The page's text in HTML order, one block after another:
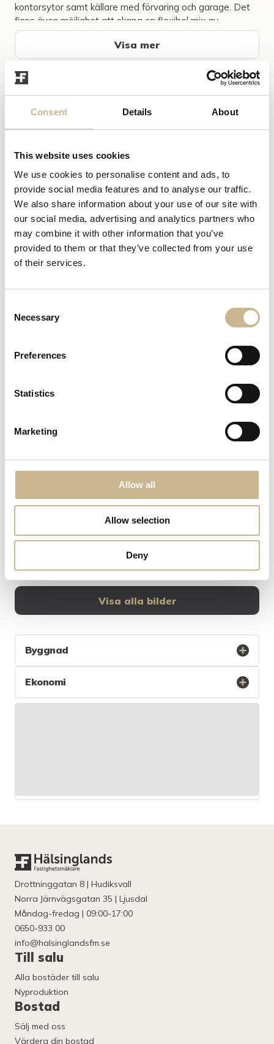
Consent Details About
This website uses cookies
We use cookies to personalise content and ads, to
provide social media features and to analyse our traffic.
We also share information about your use of our site with
our social media, advertising and analytics partners who
may combine it with other information that you’ve
provided to them or that they’ve collected from your use
of their services.
Selection
Necessary
Preferences
Statistics
Marketing
Allow all
Allow selection
Deny
kontorsytor samt källare med förvaring och garage. Det
finns även möjlighet att skapa en flexibel mix av
bostäder, verksamhetslokaler och egna ytor för
exempelvis lager eller kontor.
Med sitt strategiska läge intill E4 får fastigheten god
tillgänglighet och et...
Visa mer
Emil Dahlin
Ansvarig Mäklare
emil@halsinglandsfm.se
Carina
Gustafson
Biträdande Mäklare
070-375 75 34
carina@halsinglandsfm.se
Visning
Visa alla bilder
Byggnad
Ekonomi
Drottninggatan 8 | Hudiksvall
Norra Järnvägsgatan 35 | Ljusdal
Måndag-fredag | 09:00-17:00
0650-933 00
info@halsinglandsfm.se
Till salu
Alla bostäder till salu
Nyproduktion
Bostad
Sälj med oss
Värdera din bostad